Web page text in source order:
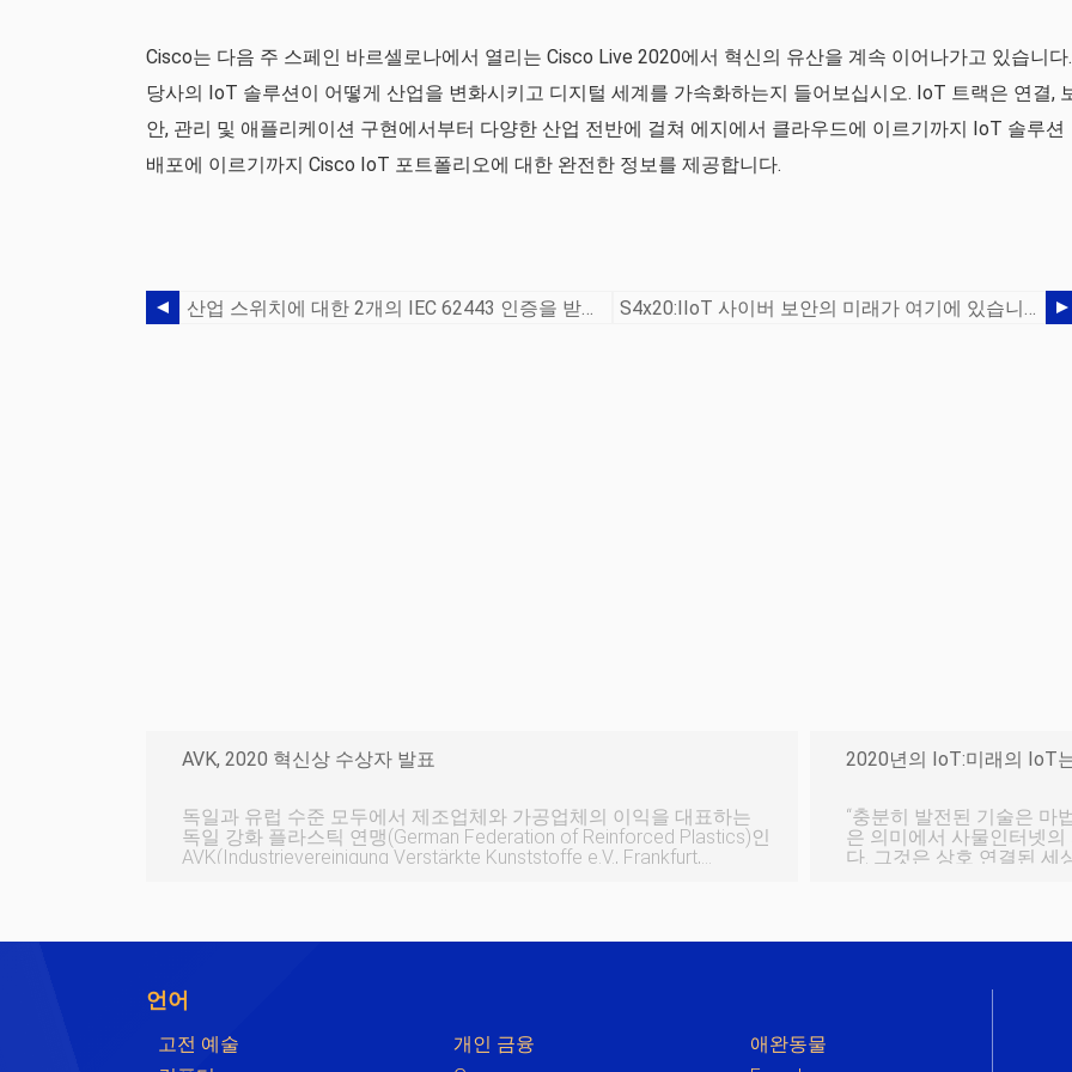
Cisco는 다음 주 스페인 바르셀로나에서 열리는 Cisco Live 2020에서 혁신의 유산을 계속 이어나가고 있습니다.
당사의 IoT 솔루션이 어떻게 산업을 변화시키고 디지털 세계를 가속화하는지 들어보십시오. IoT 트랙은 연결,
안, 관리 및 애플리케이션 구현에서부터 다양한 산업 전반에 걸쳐 에지에서 클라우드에 이르기까지 IoT 솔루션
배포에 이르기까지 Cisco IoT 포트폴리오에 대한 완전한 정보를 제공합니다.
산업 스위치에 대한 2개의 IEC 62443 인증을 받은 최초의 네트워킹 회사 중 하나인 Cisco S4x20:IIoT 사이버 보안의 미래가 여기에 있습니다
AVK, 2020 혁신상 수상자 발표
독일과 유럽 수준 모두에서 제조업체와 가공업체의 이익을 대표하는
독일 강화 플라스틱 연맹(German Federation of Reinforced Plastics)인
AVK(Industrievereinigung Verstärkte Kunststoffe e.V., Frankfurt,
복합재 혁신을 인정하고 기립니다. “
2020년의 IoT:미래의 IoT
“충분히 발전된 기술은 마법과 구별
은 의미에서 사물인터넷
다. 그것은 상호 연결된 세
갈수록 더 많은 장치가 서
언어
고전 예술 개인 금융
애완동물